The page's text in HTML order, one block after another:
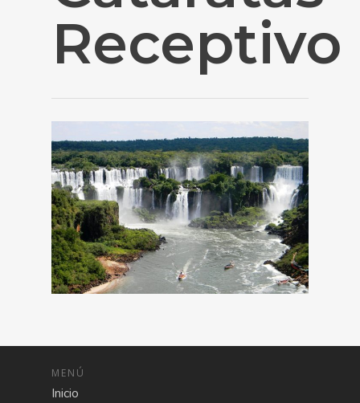
Receptivo
MENÚ
Inicio